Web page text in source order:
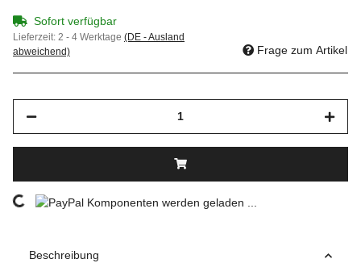
Sofort verfügbar
Lieferzeit: 2 - 4 Werktage (DE - Ausland
abweichend)
Frage zum Artikel
Loading... Komponenten werden geladen ...
Beschreibung